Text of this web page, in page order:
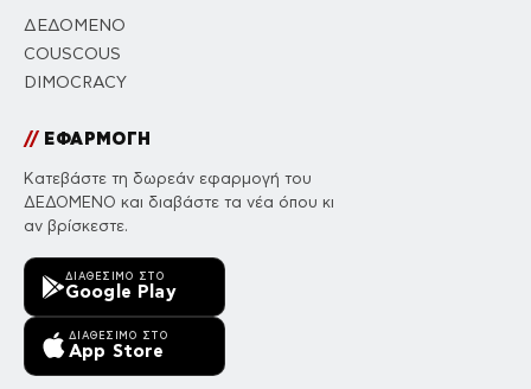
ΔΕΔΟΜΕΝΟ
COUSCOUS
DIMOCRACY
//ΕΦΑΡΜΟΓΗ
Κατεβάστε τη δωρεάν εφαρμογή του
ΔΕΔΟΜΕΝΟ και διαβάστε τα νέα όπου κι
αν βρίσκεστε.
ΔΙΑΘΈΣΙΜΟ ΣΤΟ
Google Play
ΔΙΑΘΈΣΙΜΟ ΣΤΟ
App Store